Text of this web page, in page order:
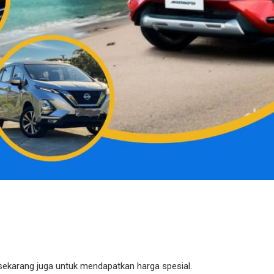
juga untuk mendapatkan harga spesial.